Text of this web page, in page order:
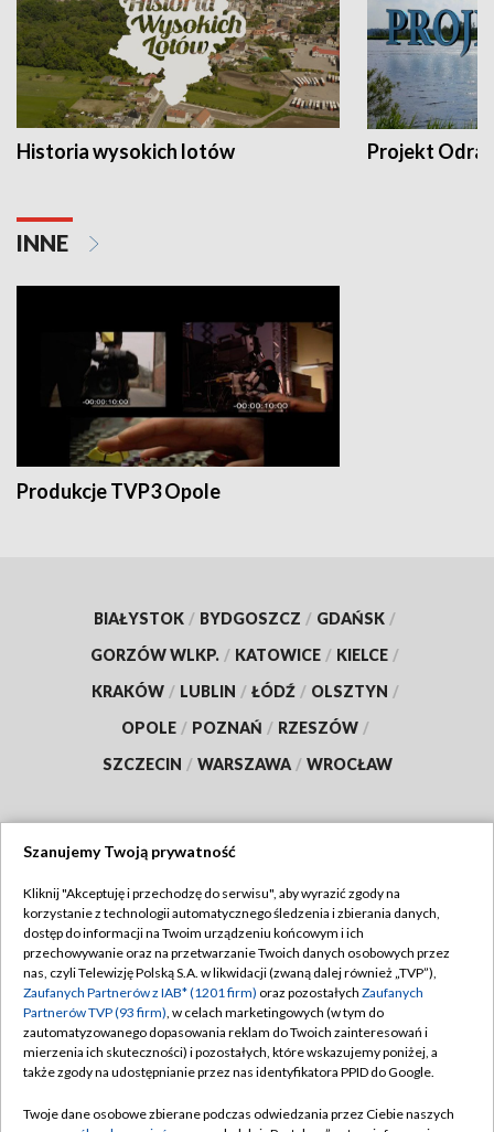
Historia wysokich lotów Projekt Odra
INNE
Produkcje TVP3 Opole
BIAŁYSTOK / BYDGOSZCZ / GDAŃSK /
GORZÓW WLKP. / KATOWICE / KIELCE /
KRAKÓW / LUBLIN / ŁÓDŹ / OLSZTYN /
OPOLE / POZNAŃ / RZESZÓW /
SZCZECIN / WARSZAWA / WROCŁAW
TVP
Abonament TVP
Emisja w TVP
Centrum informacji TVP
Naziemna Telewizja Cyfrowa
Regulamin TVP
Polityka prywatności
Moje zgody
Pomoc
Szanujemy Twoją prywatność
Kliknij "Akceptuję i przechodzę do serwisu", aby wyrazić zgody na
korzystanie z technologii automatycznego śledzenia i zbierania danych,
dostęp do informacji na Twoim urządzeniu końcowym i ich
przechowywanie oraz na przetwarzanie Twoich danych osobowych przez
nas, czyli Telewizję Polską S.A. w likwidacji (zwaną dalej również „TVP”),
Zaufanych Partnerów z IAB* (1201 firm) oraz pozostałych Zaufanych
Partnerów TVP (93 firm), w celach marketingowych (w tym do
zautomatyzowanego dopasowania reklam do Twoich zainteresowań i
mierzenia ich skuteczności) i pozostałych, które wskazujemy poniżej, a
także zgody na udostępnianie przez nas identyfikatora PPID do Google.
Twoje dane osobowe zbierane podczas odwiedzania przez Ciebie naszych